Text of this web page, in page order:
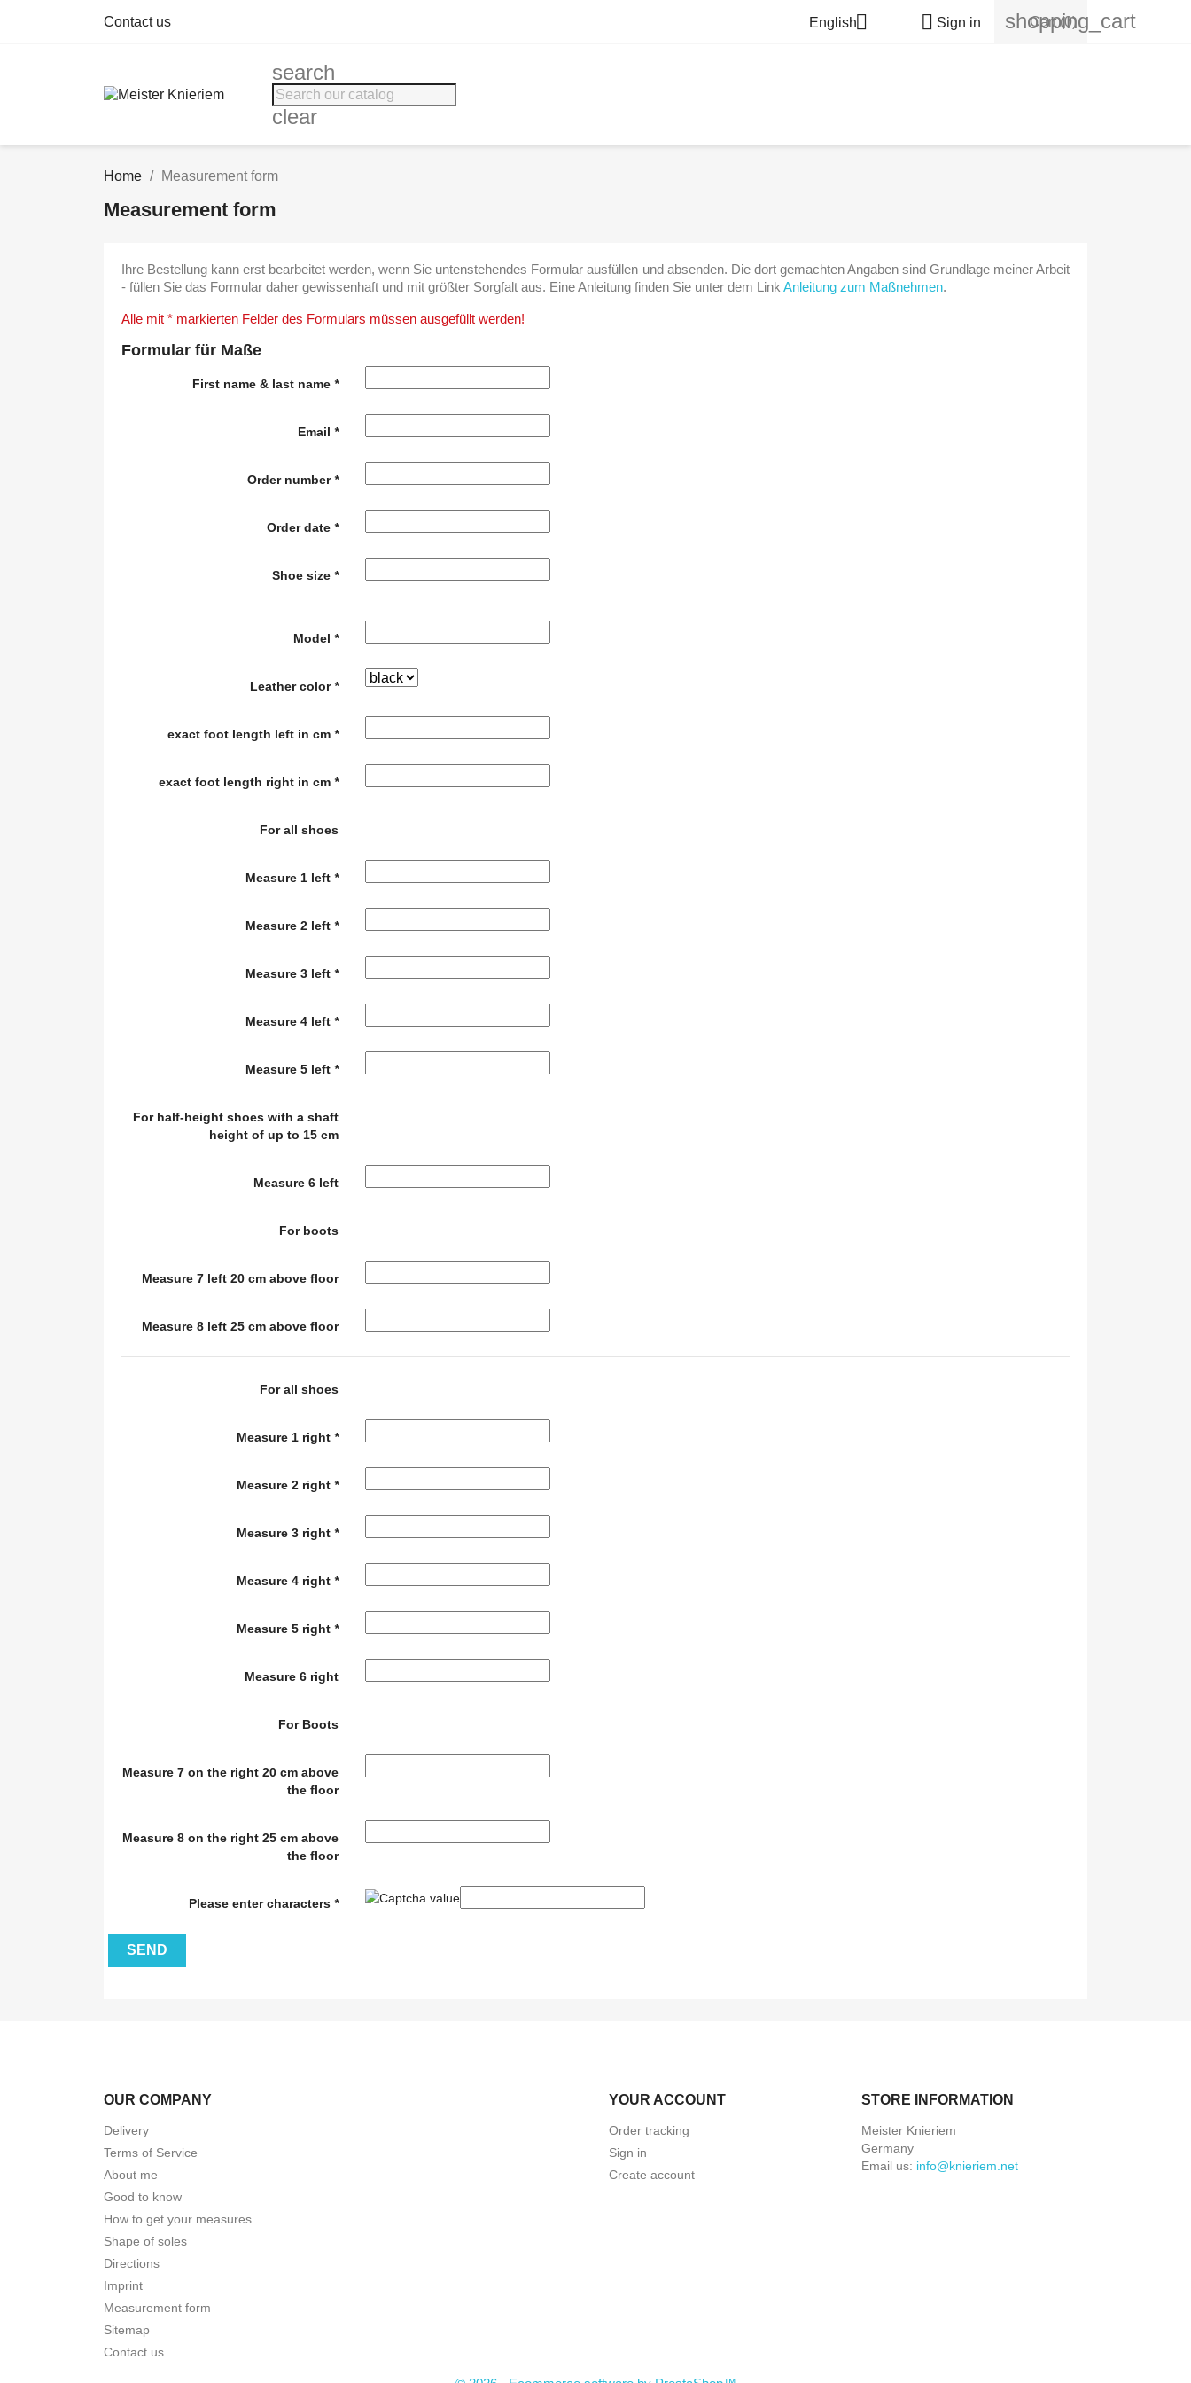
Contact us English  Sign in shopping_cart
Cart (0)
search
clear
Home Measurement form
Measurement form
Ihre Bestellung kann erst bearbeitet werden, wenn Sie untenstehendes Formular ausfüllen und absenden. Die dort gemachten Angaben sind Grundlage meiner Arbeit
- füllen Sie das Formular daher gewissenhaft und mit größter Sorgfalt aus. Eine Anleitung finden Sie unter dem Link Anleitung zum Maßnehmen.
Alle mit * markierten Felder des Formulars müssen ausgefüllt werden!
Formular für Maße
First name & last name *
Email *
Order number*
Order date *
Shoe size *
Model *
Leather color*
exact foot length left in cm *
exact foot length right in cm *
For all shoes
Measure 1 left *
Measure 2 left *
Measure 3 left *
Measure 4 left *
Measure 5 left *
For half-height shoes with a shaft
height of up to 15 cm
Measure 6 left
For boots
Measure 7 left 20 cm above floor
Measure 8 left 25 cm above floor
For all shoes
Measure 1 right *
Measure 2 right *
Measure 3 right *
Measure 4 right *
Measure 5 right *
Measure 6 right
For Boots
Measure 7 on the right 20 cm above
the floor
Measure 8 on the right 25 cm above
the floor
Please enter characters *
SEND
OUR COMPANY
Delivery
Terms of Service
About me
Good to know
How to get your measures
Shape of soles
Directions
Imprint
Measurement form
Sitemap
Contact us
YOUR ACCOUNT
Order tracking
Sign in
Create account
STORE INFORMATION
Meister Knieriem
Germany
Email us: info@knieriem.net